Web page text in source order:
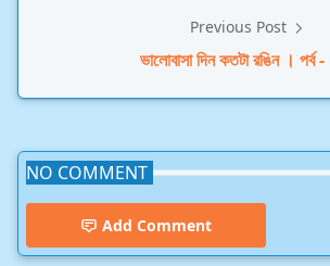
Previous Post
ভালোবাসা দিন কতটা রঙিন । পর্ব
NO COMMENT
Add Comment